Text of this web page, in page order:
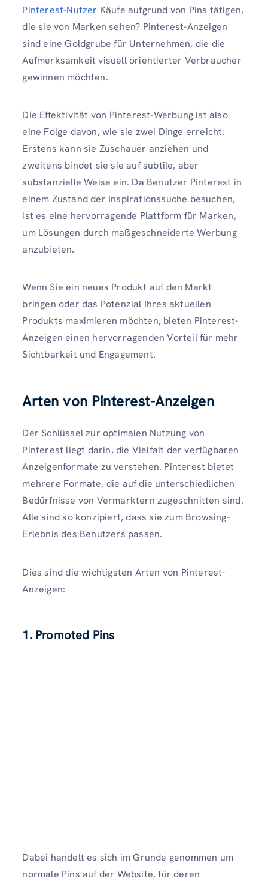
Pinterest-Nutzer Käufe aufgrund von Pins tätigen,
die sie von Marken sehen? Pinterest-Anzeigen
sind eine Goldgrube für Unternehmen, die die
Aufmerksamkeit visuell orientierter Verbraucher
gewinnen möchten.
Die Effektivität von Pinterest-Werbung ist also
eine Folge davon, wie sie zwei Dinge erreicht:
Erstens kann sie Zuschauer anziehen und
zweitens bindet sie sie auf subtile, aber
substanzielle Weise ein. Da Benutzer Pinterest in
einem Zustand der Inspirationssuche besuchen,
ist es eine hervorragende Plattform für Marken,
um Lösungen durch maßgeschneiderte Werbung
anzubieten.
Wenn Sie ein neues Produkt auf den Markt
bringen oder das Potenzial Ihres aktuellen
Produkts maximieren möchten, bieten Pinterest-
Anzeigen einen hervorragenden Vorteil für mehr
Sichtbarkeit und Engagement.
Arten von Pinterest-Anzeigen
Der Schlüssel zur optimalen Nutzung von
Pinterest liegt darin, die Vielfalt der verfügbaren
Anzeigenformate zu verstehen. Pinterest bietet
mehrere Formate, die auf die unterschiedlichen
Bedürfnisse von Vermarktern zugeschnitten sind.
Alle sind so konzipiert, dass sie zum Browsing-
Erlebnis des Benutzers passen.
Dies sind die wichtigsten Arten von Pinterest-
Anzeigen:
1. Promoted Pins
Dabei handelt es sich im Grunde genommen um
normale Pins auf der Website, für deren